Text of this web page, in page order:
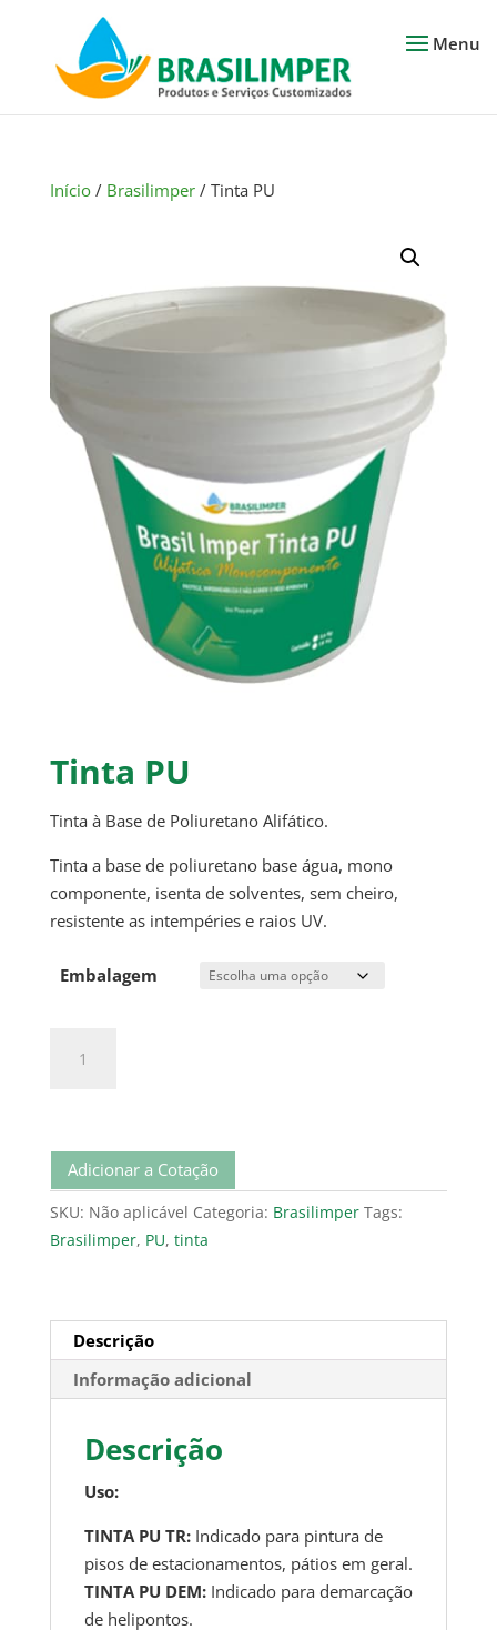
Início/ Brasilimper/ Tinta PU
Tinta PU
Tinta à Base de Poliuretano Alifático.
Tinta a base de poliuretano base água, mono
componente, isenta de solventes, sem cheiro,
resistente as intempéries e raios UV.
Embalagem
Adicionar a Cotação
SKU: Não aplicável Categoria: Brasilimper Tags:
Brasilimper, PU, tinta
Descrição
Informação adicional
Descrição
Uso:
TINTA PU TR:Indicado para pintura de
pisos de estacionamentos, pátios em geral.
TINTA PU DEM:Indicado para demarcação
de helipontos.